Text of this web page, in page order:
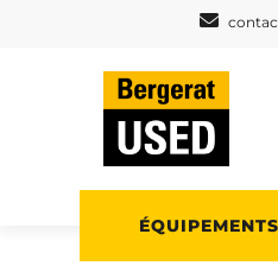
ÉQUIPEMENTS
Panneau de gestion des